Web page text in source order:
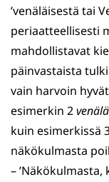
’venäläisestä tai
periaatteellisesti
mahdollistavat
päinvastaista
vain harvoin
esimerkin 2
kuin esimerkissä
näkökulmasta
–